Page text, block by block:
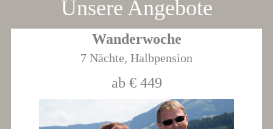
Unsere Angebote
Wanderwoche
7 Nächte, Halbpension
ab € 449